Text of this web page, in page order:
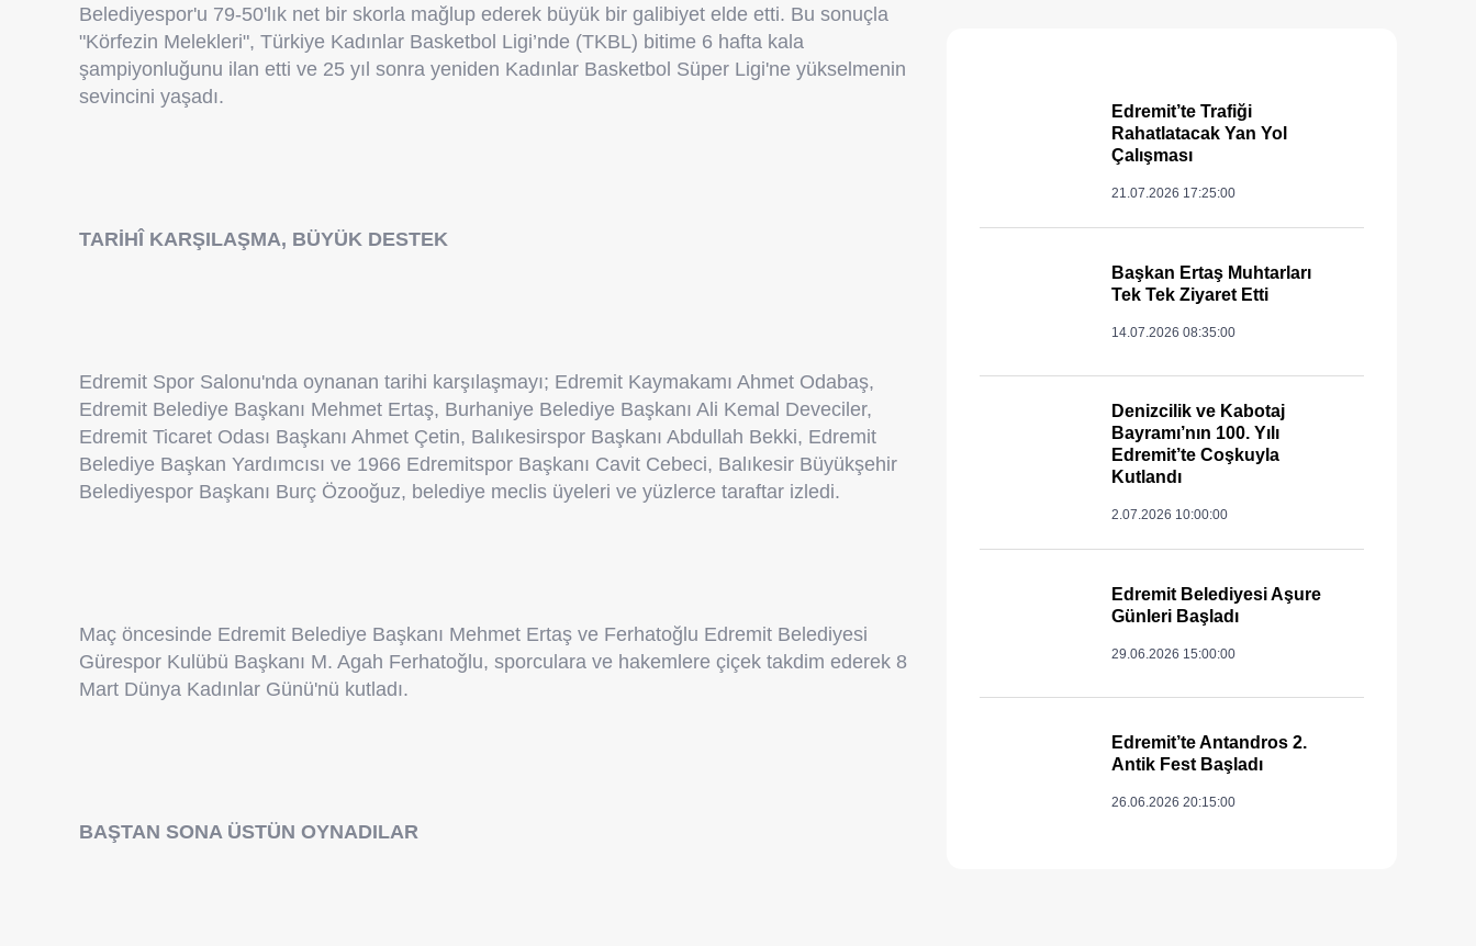
Belediyespor'u 79-50'lık net bir skorla mağlup ederek büyük bir galibiyet elde etti. Bu sonuçla
"Körfezin Melekleri", Türkiye Kadınlar Basketbol Ligi’nde (TKBL) bitime 6 hafta kala
şampiyonluğunu ilan etti ve 25 yıl sonra yeniden Kadınlar Basketbol Süper Ligi'ne yükselmenin
sevincini yaşadı.
TARİHÎ KARŞILAŞMA, BÜYÜK DESTEK
Edremit Spor Salonu'nda oynanan tarihi karşılaşmayı; Edremit Kaymakamı Ahmet Odabaş,
Edremit Belediye Başkanı Mehmet Ertaş, Burhaniye Belediye Başkanı Ali Kemal Deveciler,
Edremit Ticaret Odası Başkanı Ahmet Çetin, Balıkesirspor Başkanı Abdullah Bekki, Edremit
Belediye Başkan Yardımcısı ve 1966 Edremitspor Başkanı Cavit Cebeci, Balıkesir Büyükşehir
Belediyespor Başkanı Burç Özooğuz, belediye meclis üyeleri ve yüzlerce taraftar izledi.
Maç öncesinde Edremit Belediye Başkanı Mehmet Ertaş ve Ferhatoğlu Edremit Belediyesi
Gürespor Kulübü Başkanı M. Agah Ferhatoğlu, sporculara ve hakemlere çiçek takdim ederek 8
Mart Dünya Kadınlar Günü'nü kutladı.
BAŞTAN SONA ÜSTÜN OYNADILAR
Edremit’te Trafiği
Rahatlatacak Yan Yol
Çalışması
21.07.2026 17:25:00
Başkan Ertaş Muhtarları
Tek Tek Ziyaret Etti
14.07.2026 08:35:00
Denizcilik ve Kabotaj
Bayramı’nın 100. Yılı
Edremit’te Coşkuyla
Kutlandı
2.07.2026 10:00:00
Edremit Belediyesi Aşure
Günleri Başladı
29.06.2026 15:00:00
Edremit’te Antandros 2.
Antik Fest Başladı
26.06.2026 20:15:00